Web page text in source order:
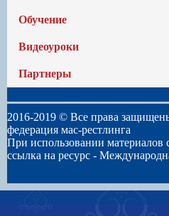
Обучение
Видеоуроки
Партнеры
2016-2019 © Все права
федерация мас-рестлинга
При использовании материалов
ссылка на ресурс -